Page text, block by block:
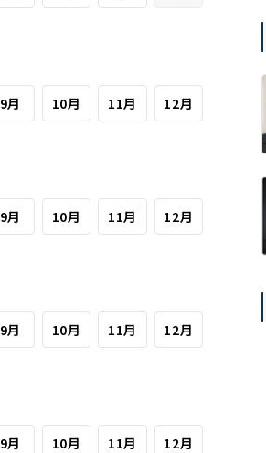
9月 10月 11月 12月
9月 10月 11月 12月
9月 10月 11月 12月
9月 10月 11月 12月